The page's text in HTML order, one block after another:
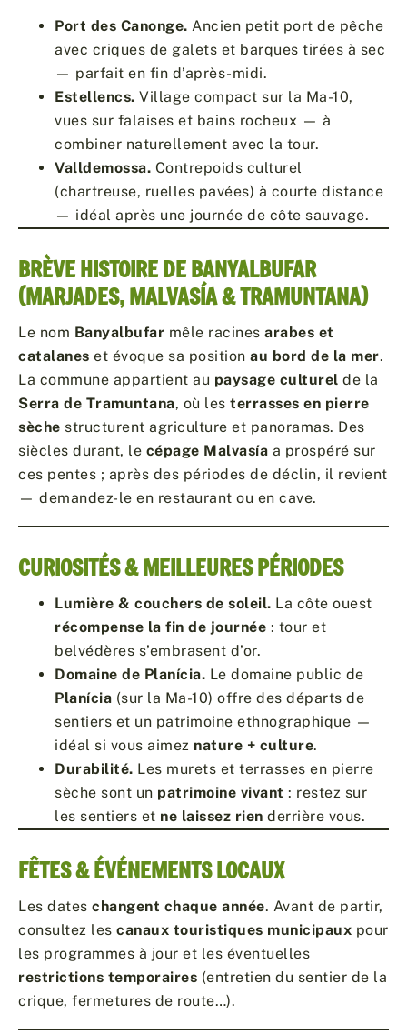
Port des Canonge. Ancien petit port de pêche
avec criques de galets et barques tirées à sec
— parfait en fin d’après-midi.
Estellencs. Village compact sur la Ma-10,
vues sur falaises et bains rocheux — à
combiner naturellement avec la tour.
Valldemossa. Contrepoids culturel
(chartreuse, ruelles pavées) à courte distance
— idéal après une journée de côte sauvage.
BRÈVE HISTOIRE DE BANYALBUFAR
(MARJADES, MALVASÍA & TRAMUNTANA)
Le nom Banyalbufar mêle racines arabes et
catalanes et évoque sa position au bord de la mer.
La commune appartient au paysage culturel de la
Serra de Tramuntana, où les terrasses en pierre
sèche structurent agriculture et panoramas. Des
siècles durant, le cépage Malvasía a prospéré sur
ces pentes ; après des périodes de déclin, il revient
— demandez-le en restaurant ou en cave.
CURIOSITÉS & MEILLEURES PÉRIODES
Lumière & couchers de soleil. La côte ouest
récompense la fin de journée : tour et
belvédères s’embrasent d’or.
Domaine de Planícia. Le domaine public de
Planícia (sur la Ma-10) offre des départs de
sentiers et un patrimoine ethnographique —
idéal si vous aimez nature + culture.
Durabilité. Les murets et terrasses en pierre
sèche sont un patrimoine vivant : restez sur
les sentiers et ne laissez rien derrière vous.
FÊTES & ÉVÉNEMENTS LOCAUX
Les dates changent chaque année. Avant de partir,
consultez les canaux touristiques municipaux pour
les programmes à jour et les éventuelles
restrictions temporaires (entretien du sentier de la
crique, fermetures de route…).